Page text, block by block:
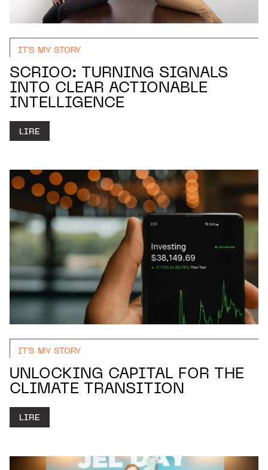
IT'S MY STORY
SCRIOO: TURNING SIGNALS
INTO CLEAR ACTIONABLE
INTELLIGENCE
LIRE
IT'S MY STORY
UNLOCKING CAPITAL FOR THE
CLIMATE TRANSITION
LIRE